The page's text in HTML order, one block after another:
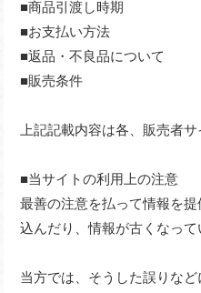
■商品引渡し時期
■お支払い方法
■返品・不良品について
■販売条件
上記記載内容は各、販売者サ
■当サイトの利用上の注意
最善の注意を払って情報を
込んだり、情報が古くなって
当方では、そうした誤りな